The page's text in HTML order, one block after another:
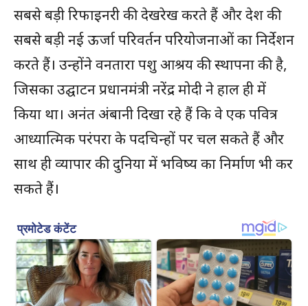
सबसे बड़ी रिफाइनरी की देखरेख करते हैं और देश की
सबसे बड़ी नई ऊर्जा परिवर्तन परियोजनाओं का निर्देशन
करते हैं। उन्होंने वनतारा पशु आश्रय की स्थापना की है,
जिसका उद्घाटन प्रधानमंत्री नरेंद्र मोदी ने हाल ही में
किया था। अनंत अंबानी दिखा रहे हैं कि वे एक पवित्र
आध्यात्मिक परंपरा के पदचिन्हों पर चल सकते हैं और
साथ ही व्यापार की दुनिया में भविष्य का निर्माण भी कर
सकते हैं।